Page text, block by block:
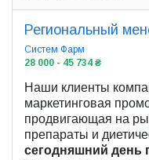
Региональный
Систем Фарм
28 000 - 45 734 ₴
Наши клиенты
маркетинговая
продвигающая на
препараты и
сегодняшний день